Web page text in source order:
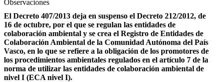
Observaciones
El Decreto 407/2013 deja en suspenso el Decreto 212/2012, de
16 de octubre, por el que se regulan las entidades de
colaboración ambiental y se crea el Registro de Entidades de
Colaboración Ambiental de la Comunidad Autónoma del País
Vasco, en lo que se refiere a la obligación de los promotores de
los procedimientos ambientales regulados en el artículo 7 de la
norma de utilizar las entidades de colaboración ambiental de
nivel I (ECA nivel I).